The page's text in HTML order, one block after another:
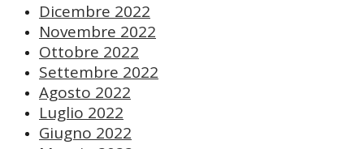
Dicembre 2022
Novembre 2022
Ottobre 2022
Settembre 2022
Agosto 2022
Luglio 2022
Giugno 2022